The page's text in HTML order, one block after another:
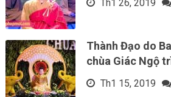
Th1 26, 2019
Thành Đạo do
chùa Giác Ngộ
Th1 15, 2019